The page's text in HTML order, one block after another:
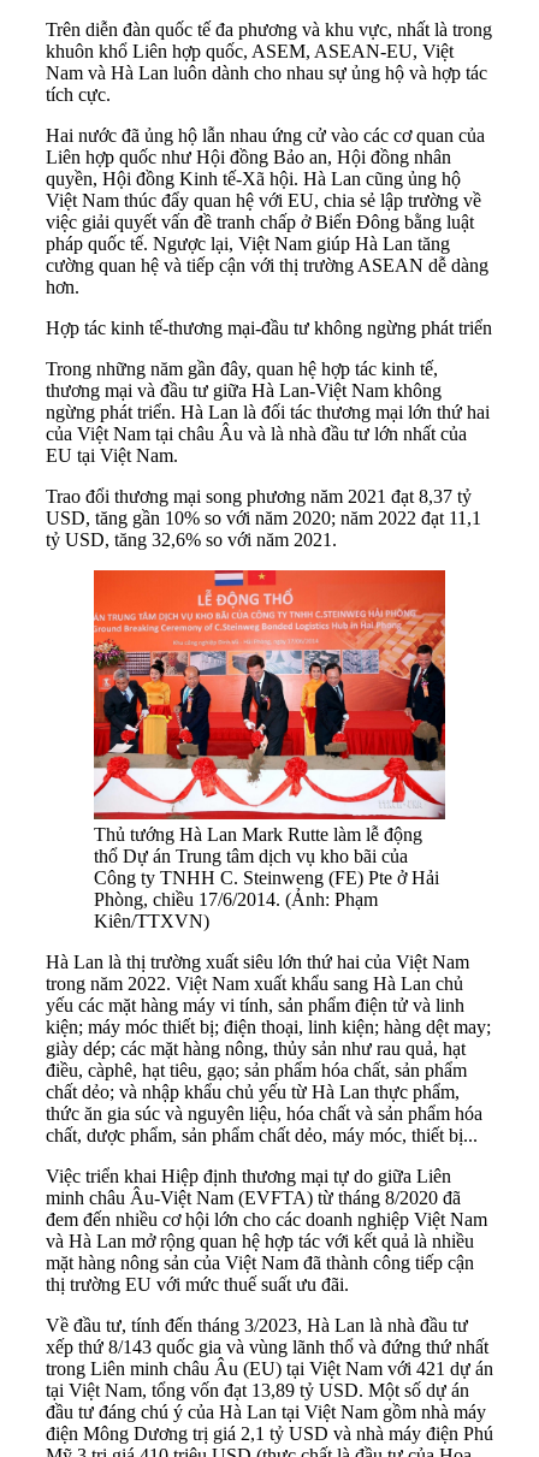
Trên diễn đàn quốc tế đa phương và khu vực, nhất là trong
khuôn khổ Liên hợp quốc, ASEM, ASEAN-EU, Việt
Nam và Hà Lan luôn dành cho nhau sự ủng hộ và hợp tác
tích cực.
Hai nước đã ủng hộ lẫn nhau ứng cử vào các cơ quan của
Liên hợp quốc như Hội đồng Bảo an, Hội đồng nhân
quyền, Hội đồng Kinh tế-Xã hội. Hà Lan cũng ủng hộ
Việt Nam thúc đẩy quan hệ với EU, chia sẻ lập trường về
việc giải quyết vấn đề tranh chấp ở Biển Đông bằng luật
pháp quốc tế. Ngược lại, Việt Nam giúp Hà Lan tăng
cường quan hệ và tiếp cận với thị trường ASEAN dễ dàng
hơn.
Hợp tác kinh tế-thương mại-đầu tư không ngừng phát triển
Trong những năm gần đây, quan hệ hợp tác kinh tế,
thương mại và đầu tư giữa Hà Lan-Việt Nam không
ngừng phát triển. Hà Lan là đối tác thương mại lớn thứ hai
của Việt Nam tại châu Âu và là nhà đầu tư lớn nhất của
EU tại Việt Nam.
Trao đổi thương mại song phương năm 2021 đạt 8,37 tỷ
USD, tăng gần 10% so với năm 2020; năm 2022 đạt 11,1
tỷ USD, tăng 32,6% so với năm 2021.
Thủ tướng Hà Lan Mark Rutte làm lễ động
thổ Dự án Trung tâm dịch vụ kho bãi của
Công ty TNHH C. Steinweng (FE) Pte ở Hải
Phòng, chiều 17/6/2014. (Ảnh: Phạm
Kiên/TTXVN)
Hà Lan là thị trường xuất siêu lớn thứ hai của Việt Nam
trong năm 2022. Việt Nam xuất khẩu sang Hà Lan chủ
yếu các mặt hàng máy vi tính, sản phẩm điện tử và linh
kiện; máy móc thiết bị; điện thoại, linh kiện; hàng dệt may;
giày dép; các mặt hàng nông, thủy sản như rau quả, hạt
điều, càphê, hạt tiêu, gạo; sản phẩm hóa chất, sản phẩm
chất dẻo; và nhập khẩu chủ yếu từ Hà Lan thực phẩm,
thức ăn gia súc và nguyên liệu, hóa chất và sản phẩm hóa
chất, dược phẩm, sản phẩm chất dẻo, máy móc, thiết bị...
Việc triển khai Hiệp định thương mại tự do giữa Liên
minh châu Âu-Việt Nam (EVFTA) từ tháng 8/2020 đã
đem đến nhiều cơ hội lớn cho các doanh nghiệp Việt Nam
và Hà Lan mở rộng quan hệ hợp tác với kết quả là nhiều
mặt hàng nông sản của Việt Nam đã thành công tiếp cận
thị trường EU với mức thuế suất ưu đãi.
Về đầu tư, tính đến tháng 3/2023, Hà Lan là nhà đầu tư
xếp thứ 8/143 quốc gia và vùng lãnh thổ và đứng thứ nhất
trong Liên minh châu Âu (EU) tại Việt Nam với 421 dự án
tại Việt Nam, tổng vốn đạt 13,89 tỷ USD. Một số dự án
đầu tư đáng chú ý của Hà Lan tại Việt Nam gồm nhà máy
điện Mông Dương trị giá 2,1 tỷ USD và nhà máy điện Phú